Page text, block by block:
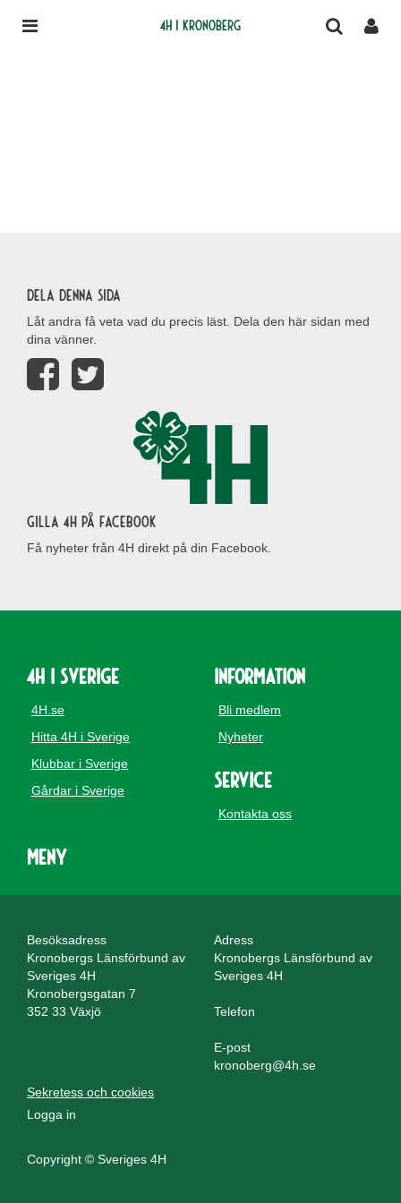
4H i Kronoberg
Dela denna sida
Låt andra få veta vad du precis läst. Dela den här sidan med
dina vänner.
Gilla 4H på Facebook
Få nyheter från 4H direkt på din Facebook.
4H i Sverige
4H.se
Hitta 4H i Sverige
Klubbar i Sverige
Gårdar i Sverige
Information
Bli medlem
Nyheter
Service
Kontakta oss
Meny
Besöksadress
Kronobergs Länsförbund av
Sveriges 4H
Kronobergsgatan 7
352 33 Växjö
Adress
Kronobergs Länsförbund av
Sveriges 4H
Telefon
E-post
kronoberg@4h.se
Sekretess och cookies
Logga in
Copyright © Sveriges 4H